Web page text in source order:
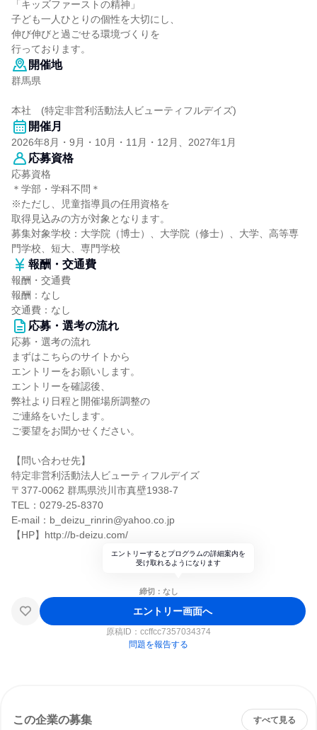
「キッズファーストの精神」
子ども一人ひとりの個性を大切にし、
伸び伸びと過ごせる環境づくりを
行っております。
開催地
群馬県
本社 (特定非営利活動法人ビューティフルデイズ)
開催月
2026年8月・9月・10月・11月・12月、2027年1月
応募資格
応募資格
＊学部・学科不問＊
※ただし、児童指導員の任用資格を
取得見込みの方が対象となります。
募集対象学校：大学院（博士）、大学院（修士）、大学、高等専
門学校、短大、専門学校
報酬・交通費
報酬・交通費
報酬：なし
交通費：なし
応募・選考の流れ
応募・選考の流れ
まずはこちらのサイトから
エントリーをお願いします。
エントリーを確認後、
弊社より日程と開催場所調整の
ご連絡をいたします。
ご要望をお聞かせください。
【問い合わせ先】
特定非営利活動法人ビューティフルデイズ
〒377-0062 群馬県渋川市真壁1938-7
TEL：0279-25-8370
E-mail：b_deizu_rinrin@yahoo.co.jp
【HP】http://b-deizu.com/
エントリーするとプログラムの詳細案内を
受け取れるようになります
締切：なし
エントリー画面へ
原稿ID： ccffcc7357034374
問題を報告する
この企業の募集 すべて見る